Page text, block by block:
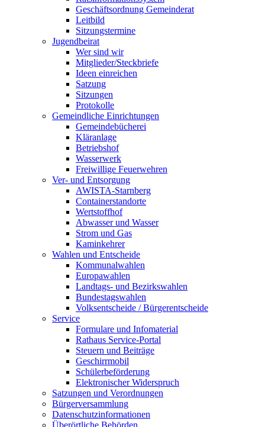
Geschäftsordnung Gemeinderat
Leitbild
Sitzungstermine
Jugendbeirat
Wer sind wir
Mitglieder/Steckbriefe
Ideen einreichen
Satzung
Sitzungen
Protokolle
Gemeindliche Einrichtungen
Gemeindebücherei
Kläranlage
Betriebshof
Wasserwerk
Freiwillige Feuerwehren
Ver- und Entsorgung
AWISTA-Starnberg
Containerstandorte
Wertstoffhof
Abwasser und Wasser
Strom und Gas
Kaminkehrer
Wahlen und Entscheide
Kommunalwahlen
Europawahlen
Landtags- und Bezirkswahlen
Bundestagswahlen
Volksentscheide / Bürgerentscheide
Service
Formulare und Infomaterial
Rathaus Service-Portal
Steuern und Beiträge
Geschirrmobil
Schülerbeförderung
Elektronischer Widerspruch
Satzungen und Verordnungen
Bürgerversammlung
Datenschutzinformationen
Überörtliche Behörden